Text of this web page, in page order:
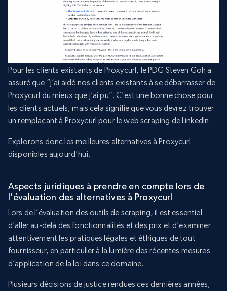
Pour les clients existants de Proxycurl, le PDG Steven Goh a
assuré que “j’ai aidé nos clients existants à se débarrasser de
Proxycurl du mieux que j’ai pu”. C’est une bonne chose pour
les clients actuels, mais cela signifie que vous devrez trouver
un remplaçant à Proxycurl pour le web scraping de LinkedIn.
Explorons donc les meilleures alternatives à Proxycurl
disponibles aujourd’hui.
Aspects juridiques à prendre en compte lors de
l’évaluation des alternatives à Proxycurl
Lors de l’évaluation des outils de scraping, il est essentiel
d’aller au-delà des fonctionnalités et des prix et d’examiner
attentivement les pratiques légales et éthiques de tout
fournisseur, en particulier à la lumière des récentes mesures
d’application de la loi dans ce domaine.
Plusieurs décisions de justice rendues ces dernières années,